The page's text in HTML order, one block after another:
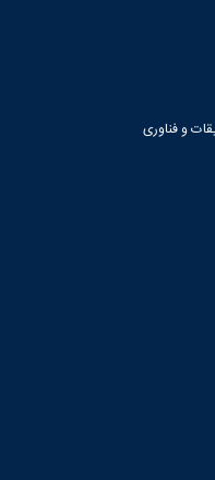
و فناوری